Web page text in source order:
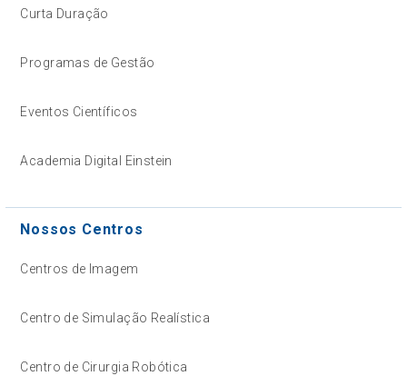
Curta Duração
Programas de Gestão
Eventos Científicos
Academia Digital Einstein
Nossos Centros
Centros de Imagem
Centro de Simulação Realística
Centro de Cirurgia Robótica